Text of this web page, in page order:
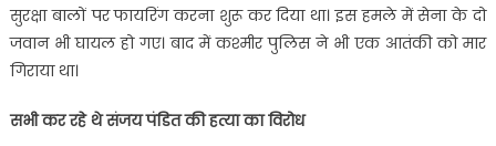
सुरक्षा बालों पर फायरिंग करना शुरू कर दिया था। इस हमले में सेना के दो
जवान भी घायल हो गए। बाद में कश्मीर पुलिस ने भी एक आतंकी को मार
गिराया था।
सभी कर रहे थे संजय पंडित की हत्या का विरोध